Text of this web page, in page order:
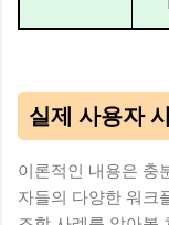
실제 사용자
이론적인 내용은 충
자들의 다양한 워크